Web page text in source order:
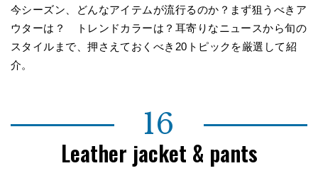
今シーズン、どんなアイテムが流行るのか？まず狙うべきア
ウターは？ トレンドカラーは？耳寄りなニュースから旬の
スタイルまで、押さえておくべき20トピックを厳選して紹
介。
16
Leather jacket & pants